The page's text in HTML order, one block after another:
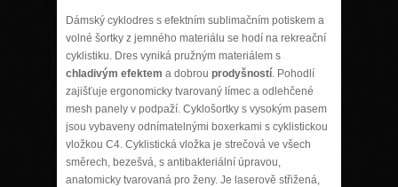
Dámský cyklodres s efektním sublimačním potiskem a
volné šortky z jemného materiálu se hodí na rekreační
cyklistiku. Dres vyniká pružným materiálem s
chladivým efektem a dobrou prodyšností. Pohodlí
zajišťuje ergonomicky tvarovaný límec a odlehčené
mesh panely v podpaží. Cyklošortky s vysokým pasem
jsou vybaveny odnímatelnými boxerkami s cyklistickou
vložkou C4. Cyklistická vložka je strečová ve všech
směrech, bezešvá, s antibakteriální úpravou,
anatomicky tvarovaná pro ženy. Je laserově střižená,